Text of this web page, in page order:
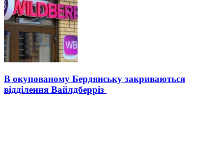
В окупованому Бердянську закриваються
відділення Вайлдберріз